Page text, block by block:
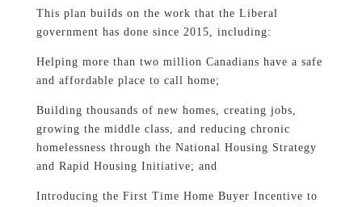
This plan builds on the work that the Liberal
government has done since 2015, including:
Helping more than two million Canadians have a safe
and affordable place to call home;
Building thousands of new homes, creating jobs,
growing the middle class, and reducing chronic
homelessness through the National Housing Strategy
and Rapid Housing Initiative; and
Introducing the First Time Home Buyer Incentive to